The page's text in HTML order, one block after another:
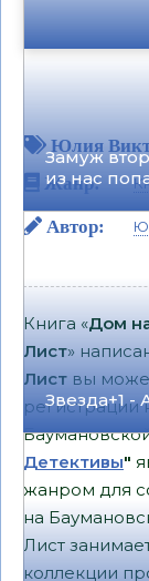
Замуж
из нас
Звезда+1 -
Юлия
Жанр:
Автор:
Книга «Дом
Лист»
Лист вы
регистрации
Детективы"
жанром для
на
Лист
коллекции